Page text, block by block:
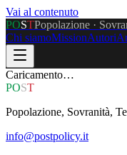
Vai al contenuto
POSTPopolazione ·
Chi siamoMissionAutori
Caricamento…
POST
Popolazione, Sovranità,
info@postpolicy.it